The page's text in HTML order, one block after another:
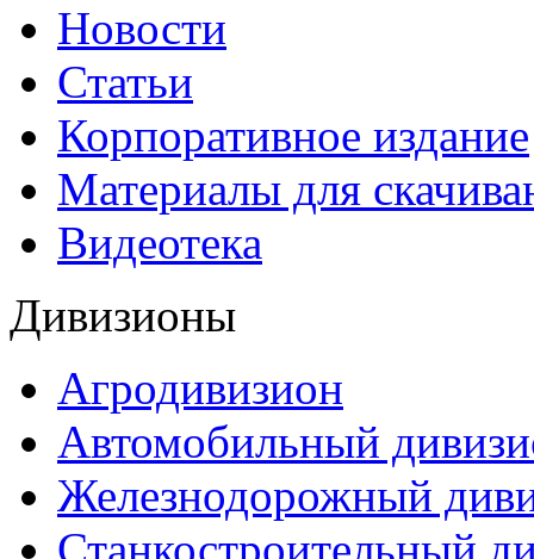
Новости
Статьи
Корпоративное издание
Материалы для
Видеотека
Дивизионы
Агродивизион
Автомобильный
Железнодорожный
Станкостроительный